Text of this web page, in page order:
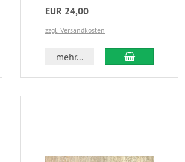
EUR 24,00
zzgl. Versandkosten
mehr...